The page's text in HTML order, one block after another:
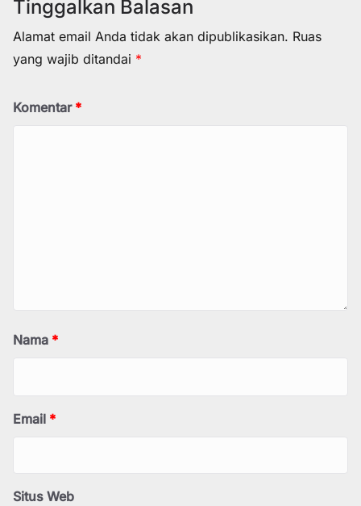
Tinggalkan Balasan
Alamat email Anda tidak akan dipublikasikan. Ruas
yang wajib ditandai *
Komentar *
Nama *
Email *
Situs Web